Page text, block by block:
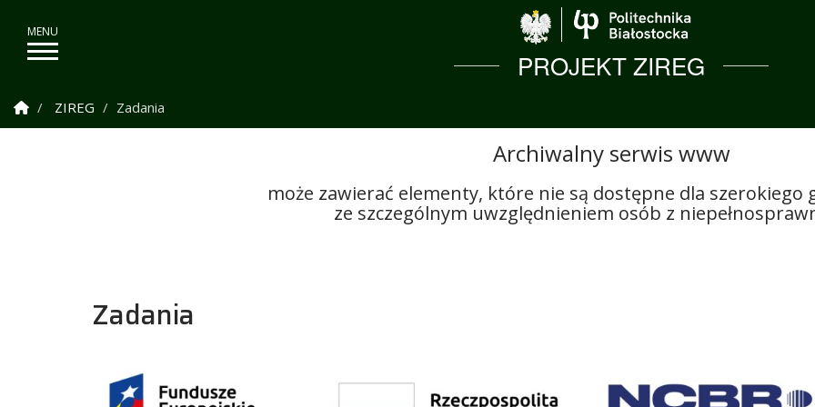
PROJEKT ZIREG
Strona Główna
ZIREG Zadania
Archiwalny serwis www
może zawierać elementy, które nie są dostępne dla szerokiego
ze szczególnym uwzględnieniem osób z
Zadania